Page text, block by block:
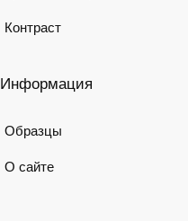
Контраст
Информация
Образцы
О сайте